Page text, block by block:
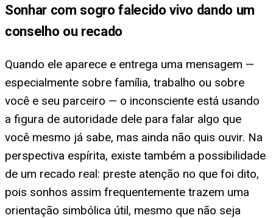
Sonhar com sogro falecido vivo dando um
conselho ou recado
Quando ele aparece e entrega uma mensagem —
especialmente sobre família, trabalho ou sobre
você e seu parceiro — o inconsciente está usando
a figura de autoridade dele para falar algo que
você mesmo já sabe, mas ainda não quis ouvir. Na
perspectiva espírita, existe também a possibilidade
de um recado real: preste atenção no que foi dito,
pois sonhos assim frequentemente trazem uma
orientação simbólica útil, mesmo que não seja